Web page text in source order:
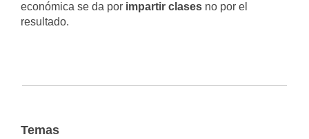
económica se da por impartir clases no por el
resultado.
Temas